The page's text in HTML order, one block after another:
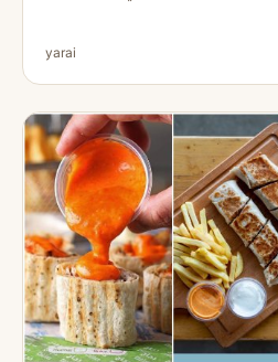
yarai